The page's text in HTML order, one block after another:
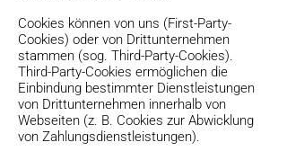
Cookies können von uns (First-Party-
Cookies) oder von Drittunternehmen
stammen (sog. Third-Party-Cookies).
Third-Party-Cookies ermöglichen die
Einbindung bestimmter Dienstleistungen
von Drittunternehmen innerhalb von
Webseiten (z. B. Cookies zur Abwicklung
von Zahlungsdienstleistungen).